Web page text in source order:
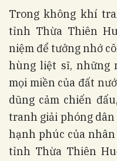
Trong không khí
tỉnh Thừa Thiên
niệm để tưởng nhớ
hùng liệt sĩ, những
mọi miền của đất
dũng cảm chiến
tranh giải phóng
hạnh phúc của nhân
tỉnh Thừa Thiên